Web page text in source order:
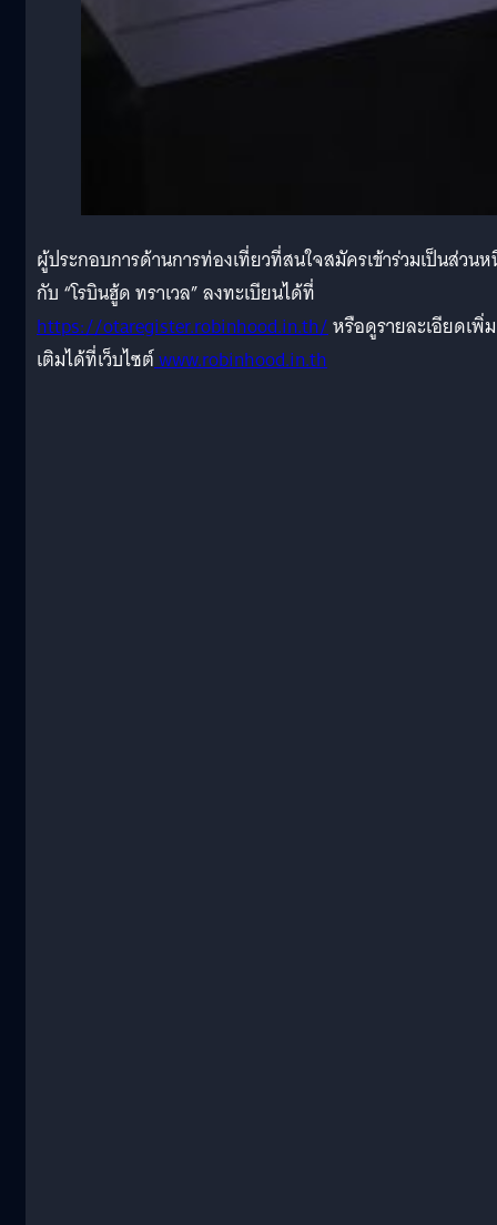
ผู้ประกอบการด้านการท่องเที่ยวที่สนใจสมัครเข้าร่วมเป็นส่วน
กับ “โรบินฮู้ด ทราเวล” ลงทะเบียนได้ที่
https://otaregister.robinhood.in.th/หรือดูรายละเอียดเพิ่ม
เติมได้ที่เว็บไซต์www.robinhood.in.th